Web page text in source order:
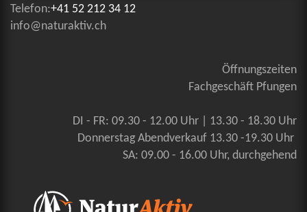
Telefon:+41 52 212 34 12
info@naturaktiv.ch
Öffnungszeiten
Fachgeschäft Pfungen
DI - FR: 09.30 - 12.00 Uhr | 13.30 - 18.30 Uhr
Donnerstag Abendverkauf 13.30 -19.30 Uhr
SA: 09.00 - 16.00 Uhr, durchgehend